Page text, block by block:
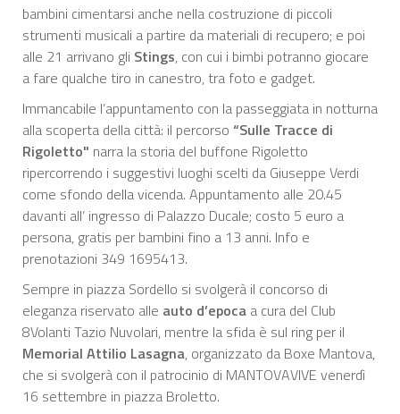
bambini cimentarsi anche nella costruzione di piccoli
strumenti musicali a partire da materiali di recupero; e poi
alle 21 arrivano gli Stings, con cui i bimbi potranno giocare
a fare qualche tiro in canestro, tra foto e gadget.
Immancabile l’appuntamento con la passeggiata in notturna
alla scoperta della città: il percorso “Sulle Tracce di
Rigoletto" narra la storia del buffone Rigoletto
ripercorrendo i suggestivi luoghi scelti da Giuseppe Verdi
come sfondo della vicenda. Appuntamento alle 20.45
davanti all’ ingresso di Palazzo Ducale; costo 5 euro a
persona, gratis per bambini fino a 13 anni. Info e
prenotazioni 349 1695413.
Sempre in piazza Sordello si svolgerà il concorso di
eleganza riservato alle auto d’epoca a cura del Club
8Volanti Tazio Nuvolari, mentre la sfida è sul ring per il
Memorial Attilio Lasagna, organizzato da Boxe Mantova,
che si svolgerà con il patrocinio di MANTOVAVIVE venerdì
16 settembre in piazza Broletto.